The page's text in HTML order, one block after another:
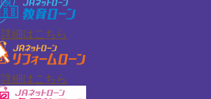
詳細はこちら
詳細はこちら